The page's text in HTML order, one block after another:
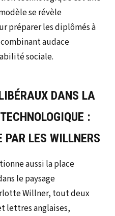
se révèle
préparer les diplômés à
audace
sociale.
DANS LA
:
PAR LES WILLNERS
aussi la place
le paysage
Willner, tout deux
lettres anglaises,